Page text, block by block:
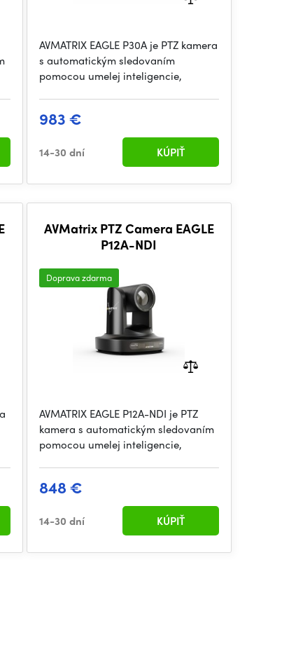
AVMATRIX EAGLE P30A je PTZ kamera
s automatickým sledovaním
pomocou umelej inteligencie,
983 €
14-30 dní KÚPIŤ
AVMatrix PTZ Camera EAGLE
P12A-NDI
Doprava zdarma
AVMATRIX EAGLE P12A-NDI je PTZ
kamera s automatickým sledovaním
pomocou umelej inteligencie,
848 €
14-30 dní KÚPIŤ